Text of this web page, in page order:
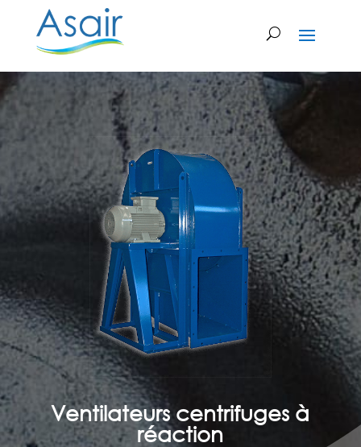
Ventilateurs centrifuges à
réaction